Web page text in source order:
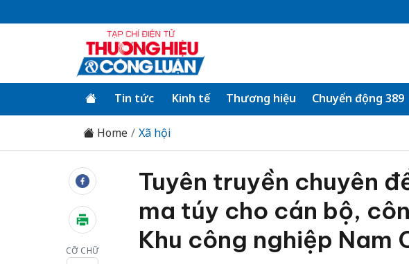
Tin tức Kinh tế Thương hiệu Chuyển động 389
Home Xã hội
CỠ CHỮ
Tuyên truyền chuyên
ma túy cho cán bộ,
Khu công nghiệp Nam